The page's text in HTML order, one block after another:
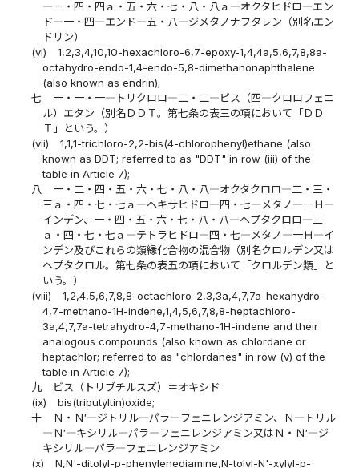
―一・四・四ａ・五・六・七・八・八ａ―オクタヒドロ―エン
ド―一・四―エンド―五・八―ジメタノナフタレン（別名エン
ドリン）
(vi)
1,2,3,4,10,10-hexachloro-6,7-epoxy-1,4,4a,5,6,7,8,8a-
octahydro-endo-1,4-endo-5,8-dimethanonaphthalene
(also known as endrin);
七
一・一・一―トリクロロ―二・二―ビス（四―クロロフェニ
ル）エタン（別名ＤＤＴ。第七条の表三の項において「ＤＤ
Ｔ」という。）
(vii)
1,1,1-trichloro-2,2-bis(4-chlorophenyl)ethane (also
known as DDT; referred to as "DDT" in row (iii) of the
table in Article 7);
八
一・二・四・五・六・七・八・八―オクタクロロ―二・三・
三ａ・四・七・七ａ―ヘキサヒドロ―四・七―メタノ―一Ｈ―
インデン、一・四・五・六・七・八・八―ヘプタクロロ―三
ａ・四・七・七ａ―テトラヒドロ―四・七―メタノ―一Ｈ―イ
ンデン及びこれらの類縁化合物の混合物（別名クロルデン又は
ヘプタクロル。第七条の表五の項において「クロルデン類」と
いう。）
(viii)
1,2,4,5,6,7,8,8-octachloro-2,3,3a,4,7,7a-hexahydro-
4,7-methano-1H-indene,1,4,5,6,7,8,8-heptachloro-
3a,4,7,7a-tetrahydro-4,7-methano-1H-indene and their
analogous compounds (also known as chlordane or
heptachlor; referred to as "chlordanes" in row (v) of the
table in Article 7);
九
ビス（トリブチルスズ）＝オキシド
(ix)
bis(tributyltin)oxide;
十
Ｎ・Ｎ′―ジトリル―パラ―フェニレンジアミン、Ｎ―トリル
―Ｎ′―キシリル―パラ―フェニレンジアミン又はＮ・Ｎ′―ジ
キシリル―パラ―フェニレンジアミン
(x)
N,N'-ditolyl-p-phenylenediamine,N-tolyl-N'-xylyl-p-